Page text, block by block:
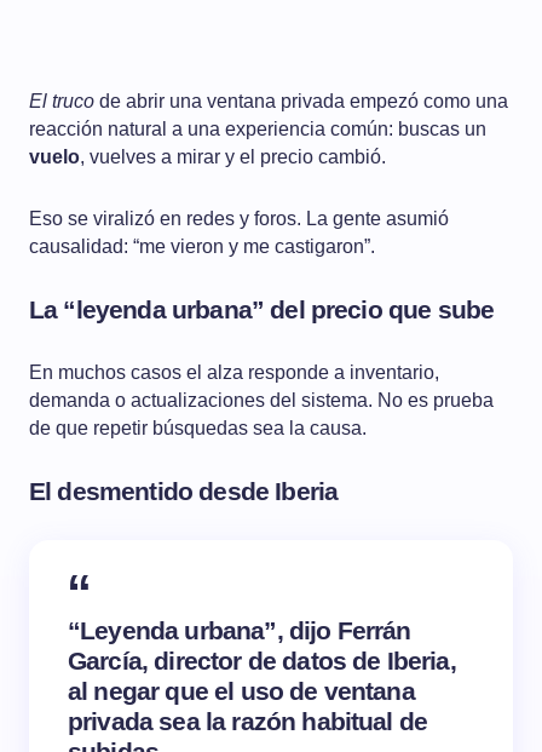
El truco de abrir una ventana privada empezó como una
reacción natural a una experiencia común: buscas un
vuelo, vuelves a mirar y el precio cambió.
Eso se viralizó en redes y foros. La gente asumió
causalidad: “me vieron y me castigaron”.
La “leyenda urbana” del precio que sube
En muchos casos el alza responde a inventario,
demanda o actualizaciones del sistema. No es prueba
de que repetir búsquedas sea la causa.
El desmentido desde Iberia
“Leyenda urbana”, dijo Ferrán
García, director de datos de Iberia,
al negar que el uso de ventana
privada sea la razón habitual de